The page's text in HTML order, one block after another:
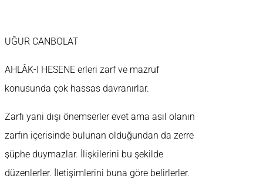
UĞUR CANBOLAT
AHLÂK-I HESENE erleri zarf ve mazruf
konusunda çok hassas davranırlar.
Zarfı yani dışı önemserler evet ama asıl olanın
zarfın içerisinde bulunan olduğundan da zerre
şüphe duymazlar. İlişkilerini bu şekilde
düzenlerler. İletişimlerini buna göre belirlerler.